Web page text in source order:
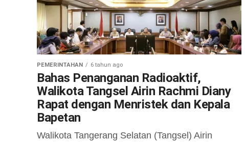
PEMERINTAHAN 6 tahun ago
Bahas Penanganan Radioaktif,
Walikota Tangsel Airin Rachmi Diany
Rapat dengan Menristek dan Kepala
Bapetan
Walikota Tangerang Selatan (Tangsel) Airin